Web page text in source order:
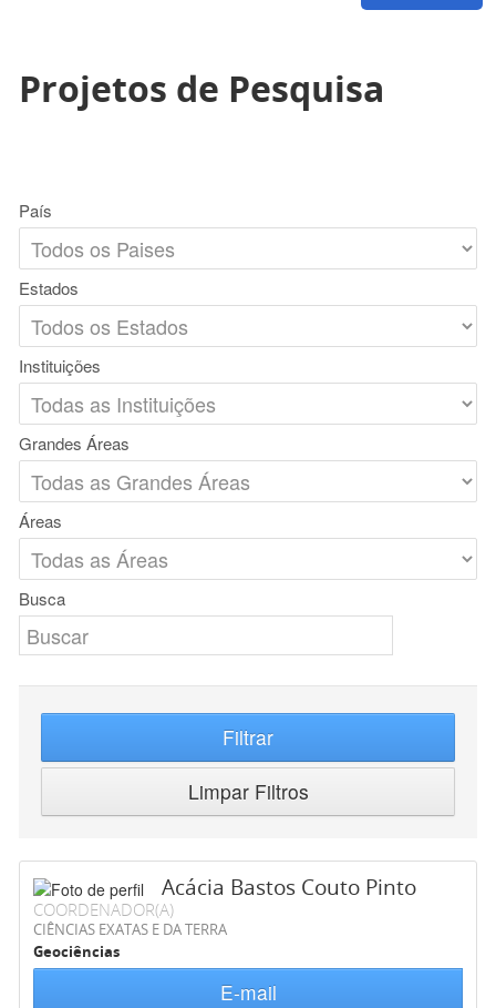
Projetos de Pesquisa
País
Estados
Instituições
Grandes Áreas
Áreas
Busca
Filtrar
Limpar Filtros
Acácia Bastos Couto Pinto
COORDENADOR(A)
CIÊNCIAS EXATAS E DA TERRA
Geociências
E-mail